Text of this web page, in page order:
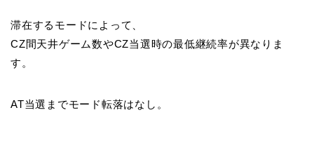
滞在するモードによって、
CZ間天井ゲーム数やCZ当選時の最低継続率が異なりま
す。
AT当選までモード転落はなし。